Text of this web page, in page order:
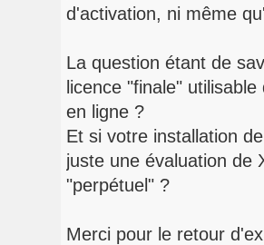
d'activation, ni même
La question étant de
licence "finale"
en ligne ?
Et si votre installation
juste une évaluation de
"perpétuel" ?
Merci pour le retour